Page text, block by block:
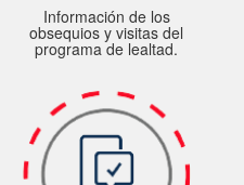
Información de los
obsequios y visitas del
programa de lealtad.